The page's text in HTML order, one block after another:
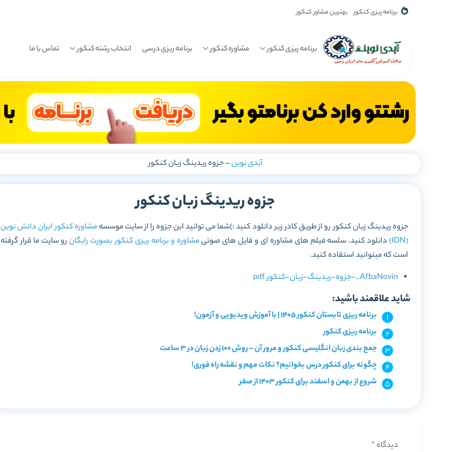
برنامه ریزی کنکور بهترین مشاور کنکور
برنامه ریزی کنکور مشاوره کنکور برنامه ریزی درسی انتخاب رشته کنکور تماس با ما
آیدی نوین-جزوه ریدینگ زبان کنکور
جزوه ریدینگ زبان کنکور
جزوه ریدینگ زبان کنکور رو از طریق کادر زیر دانلود کنید :)شما می توانید این جزوه را از سایت موسسهمشاوره کنکور ایران دانش نوین
(IDN)
دانلود کنید. سلسه فیلم های مشاوره ای و فایل های صوتیمشاوره و برنامه ریزی کنکور بصورت رایگانرو سایت ما قرار گرفته
است که میتوانید استفاده کنید.
AfbaNovin_-جزوه-ریدینگ-زبان-کنکور.pdf
شاید علاقمند باشید:
برنامه ریزی تابستان کنکور 1405 | با آموزش ویدیویی و آزمون!
برنامه ریزی کنکور
جمع بندی زبان انگلیسی کنکور و مرور آن – روش 100 زدن زبان در 3 ساعت
چگونه برای کنکور درس بخوانیم؟ نکات مهم و نقشه راه فوری!
شروع از بهمن و اسفند برای کنکور 1403 از صفر
دیدگاه *